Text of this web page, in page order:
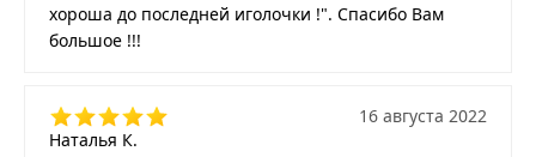
хороша до последней иголочки !". Спасибо Вам
большое !!!
Наталья К.
16 августа 2022